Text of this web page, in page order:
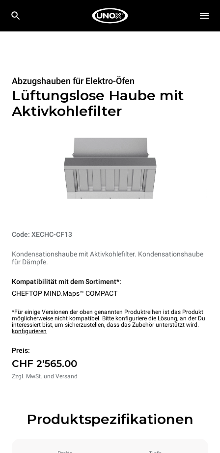
Abzugshauben für Elektro-Öfen
Lüftungslose Haube mit
Aktivkohlefilter
Code: XECHC-CF13
Kondensationshaube mit Aktivkohlefilter. Kondensationshaube
für Dämpfe.
Kompatibilität mit dem Sortiment*:
CHEFTOP MIND.Maps™ COMPACT
*Für einige Versionen der oben genannten Produktreihen ist das Produkt
möglicherweise nicht kompatibel. Bitte konfiguriere die Lösung, an der Du
interessiert bist, um sicherzustellen, dass das Zubehör unterstützt wird.
konfigurieren
Preis:
CHF 2'565.00
Zzgl. MwSt. und Versand
Produktspezifikationen